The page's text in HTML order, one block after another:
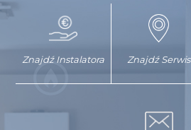
Znajdź Instalatora Znajdź Serwis